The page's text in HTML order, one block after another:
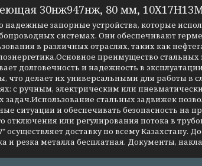
30нж947нж, 80 мм,
надежные запорные устройства, которые
системах. Они обеспечивают
в различных отраслях, таких как
преимущество стальных
долговечность и надежность в
что делает их универсальными для работы в
с ручным, электрическим или
стальных задвижек
ситуации и обеспечивать безопасность
отключения или регулирования потока в
осуществляет доставку по всему Казахстану.
и резка металла бесплатная. Документы,